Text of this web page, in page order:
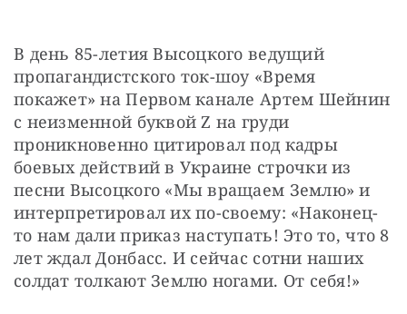
В день 85-летия Высоцкого ведущий
пропагандистского ток-шоу «Время
покажет» на Первом канале Артем Шейнин
с неизменной буквой Z на груди
проникновенно цитировал под кадры
боевых действий в Украине строчки из
песни Высоцкого «Мы вращаем Землю» и
интерпретировал их по-своему: «Наконец-
то нам дали приказ наступать! Это то, что 8
лет ждал Донбасс. И сейчас сотни наших
солдат толкают Землю ногами. От себя!»